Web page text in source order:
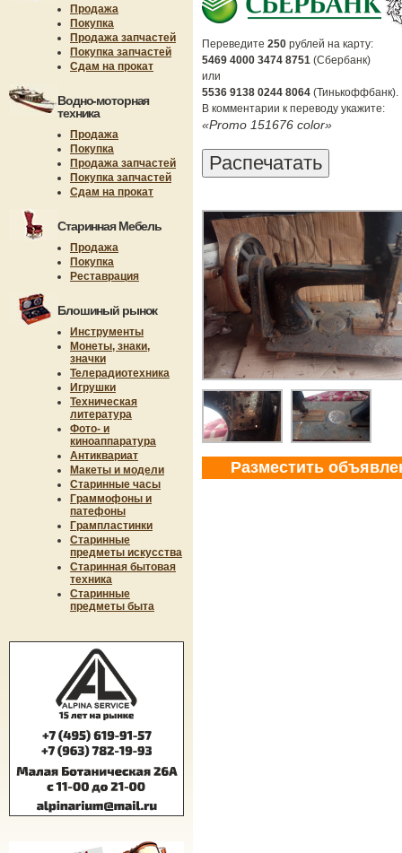
Продажа
Покупка
Продажа запчастей
Покупка запчастей
Сдам на прокат
Водно-моторная
техника
Продажа
Покупка
Продажа запчастей
Покупка запчастей
Сдам на прокат
Старинная Мебель
Продажа
Покупка
Реставрация
Блошиный рынок
Инструменты
Монеты, знаки,
значки
Телерадиотехника
Игрушки
Техническая
литература
Фото- и
киноаппаратура
Антиквариат
Макеты и модели
Старинные часы
Граммофоны и
патефоны
Грампластинки
Старинные
предметы искусства
Старинная бытовая
техника
Старинные
предметы быта
Переведите 250 рублей на карту:
5469 4000 3474 8751 (Сбербанк)
или
5536 9138 0244 8064 (Тинькоффбанк).
В комментарии к переводу укажите:
«Promo 151676 color»
Разместить